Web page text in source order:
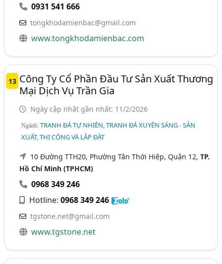
0931 541 666
tongkhodamienbac@gmail.com
www.tongkhodamienbac.com
13 Công Ty Cổ Phần Đầu Tư Sản Xuất Thương
Mại Dịch Vụ Trần Gia
Ngày cập nhật gần nhất: 11/2/2026
Ngành:TRANH ĐÁ TỰ NHIÊN, TRANH ĐÁ XUYÊN SÁNG - SẢN
XUẤT, THI CÔNG VÀ LẮP ĐẶT
10 Đường TTH20, Phường Tân Thới Hiệp, Quận 12,TP.
Hồ Chí Minh (TPHCM)
0968 349 246
Hotline:0968 349 246
tgstone.net@gmail.com
www.tgstone.net